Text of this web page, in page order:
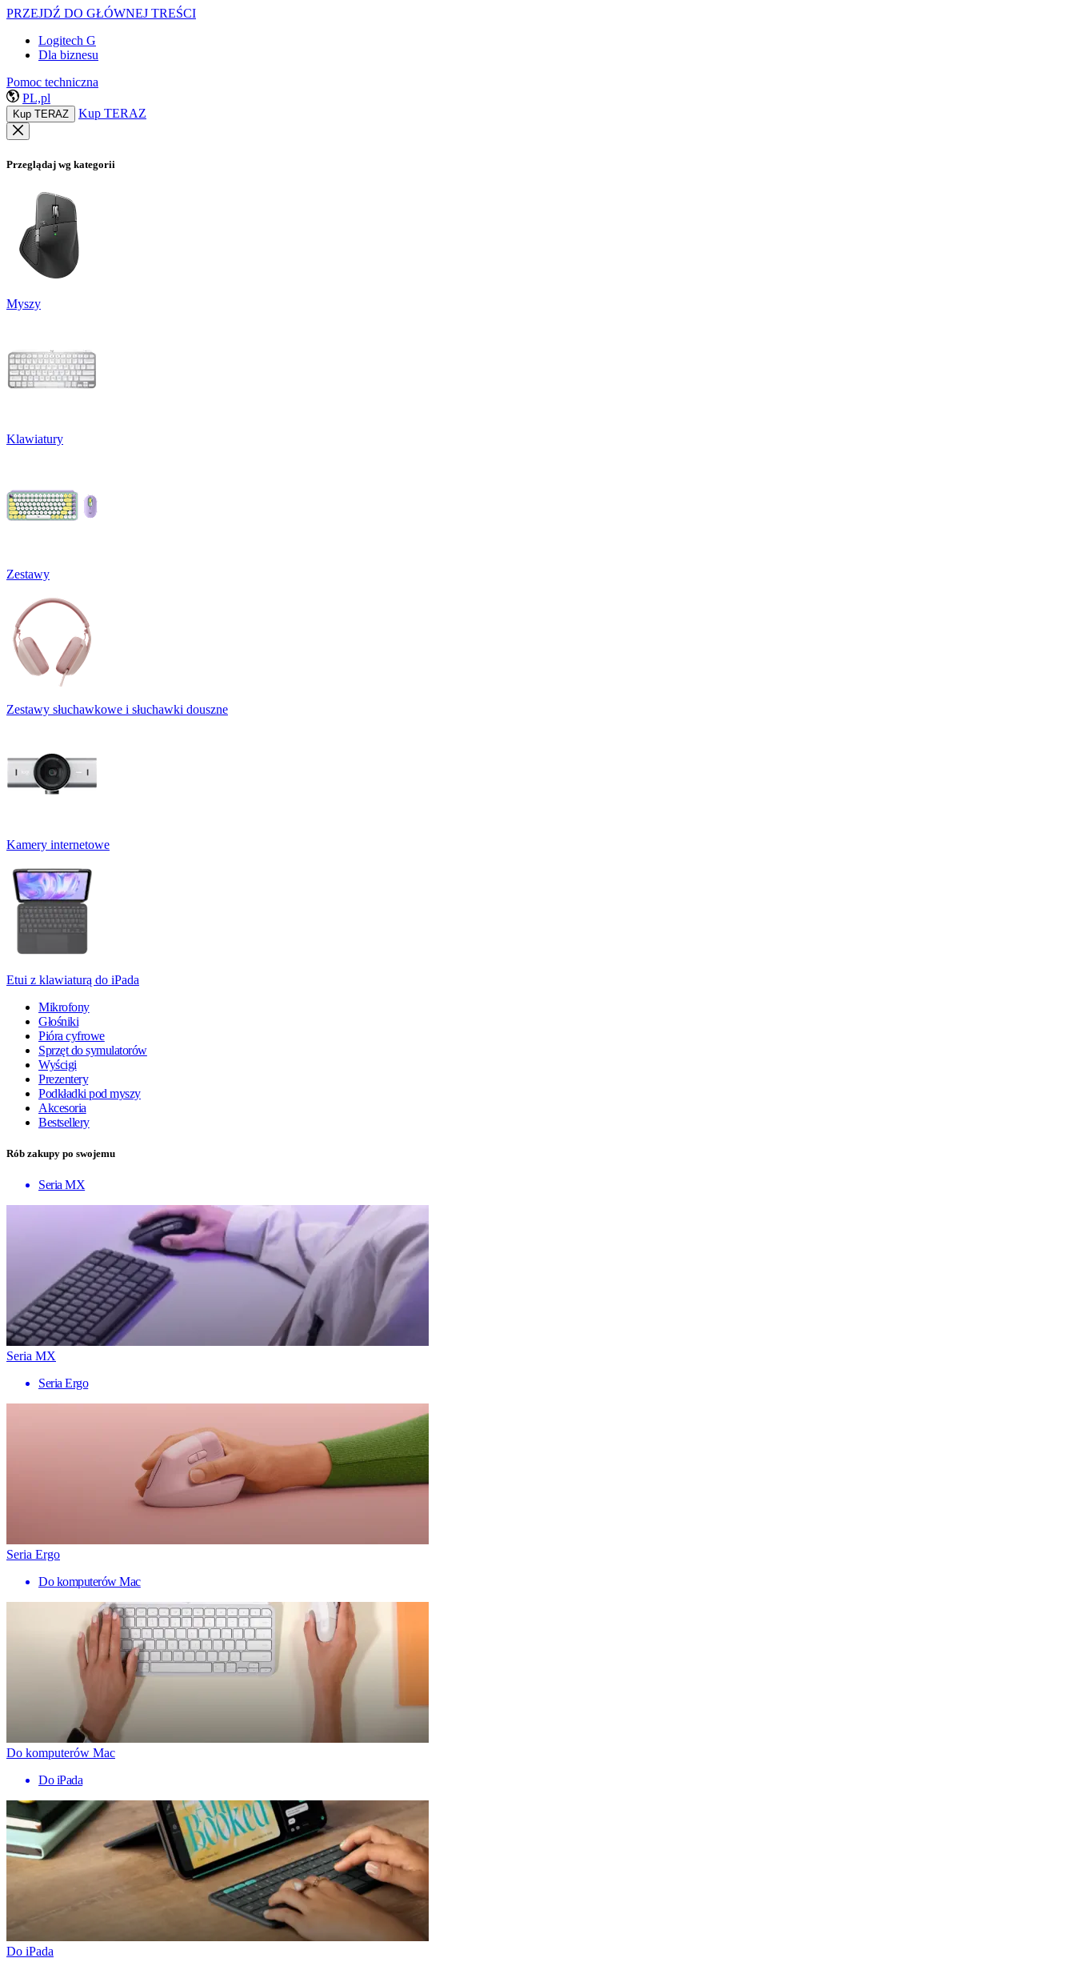
PRZEJDŹ DO GŁÓWNEJ TREŚCI
Logitech G
Dla biznesu
Pomoc techniczna
PL,pl
Kup TERAZ Kup TERAZ
Przeglądaj wg kategorii
Myszy
Klawiatury
Zestawy
Zestawy słuchawkowe i słuchawki douszne
Kamery internetowe
Etui z klawiaturą do iPada
Mikrofony
Głośniki
Pióra cyfrowe
Sprzęt do symulatorów
Wyścigi
Prezentery
Podkładki pod myszy
Akcesoria
Bestsellery
Rób zakupy po swojemu
Seria MX
Seria MX
Seria Ergo
Seria Ergo
Do komputerów Mac
Do komputerów Mac
Do iPada
Do iPada